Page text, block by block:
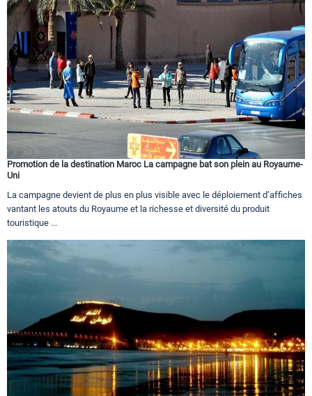
Promotion de la destination Maroc La campagne bat son plein au Royaume-
Uni
La campagne devient de plus en plus visible avec le déploiement d’affiches
vantant les atouts du Royaume et la richesse et diversité du produit
touristique ...